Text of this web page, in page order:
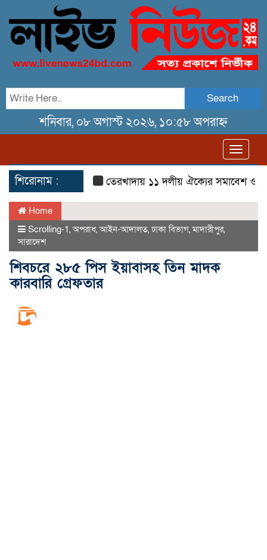
Search
শনিবার, ০৮ অগাস্ট ২০২৬, ১০:৫৮ অপরাহ্ন
শিরোনাম : তেরখাদায় ১১ দলীয় ঐক্যের সমাবেশ ও গণ
Home
Scrolling-1,অপরাধ,আইন-আদালত,ঢাকা বিভাগ,মাদারীপুর,
সারাদেশ
শিবচরে ২৮৫ পিস ইয়াবাসহ তিন মাদক
কারবারি গ্রেফতার